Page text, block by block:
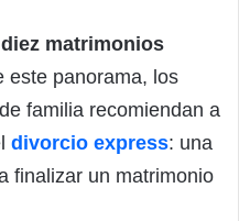
matrimonios
este panorama, los
familia recomiendan a
divorcio express: una
finalizar un matrimonio